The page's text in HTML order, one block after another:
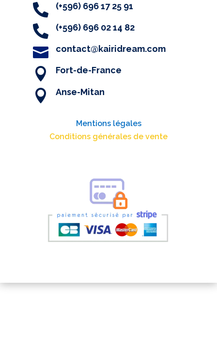
 (+596) 696 17 25 91
 (+596) 696 02 14 82
 contact@kairidream.com
 Fort-de-France
 Anse-Mitan
Mentions légales
Conditions générales de vente